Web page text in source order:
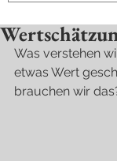
Was verstehen
etwas Wert
brauchen wir